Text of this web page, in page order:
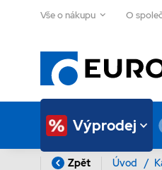
Vše o nákupu O
Výprodej
Zpět Úvod /